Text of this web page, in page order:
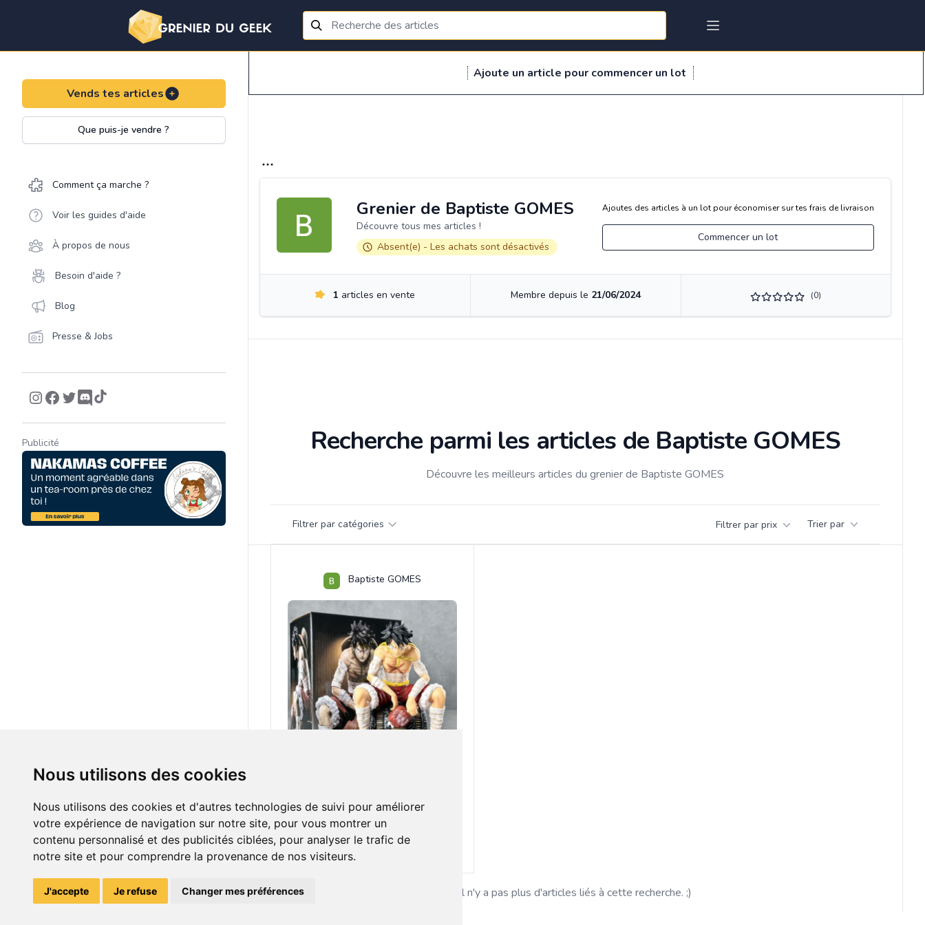
Nous utilisons des cookies
Nous utilisons des cookies et d'autres technologies de suivi pour améliorer
votre expérience de navigation sur notre site, pour vous montrer un
contenu personnalisé et des publicités ciblées, pour analyser le trafic de
notre site et pour comprendre la provenance de nos visiteurs.
J'accepte Je refuse Changer mes préférences
Vends tes articles
Que puis-je vendre ?
Comment ça marche ?
Voir les guides d'aide
À propos de nous
Besoin d'aide ?
Blog
Presse & Jobs
Publicité
Grenier de Baptiste GOMES
Découvre tous mes articles !
Absent(e) - Les achats sont désactivés
Ajoutes des articles à un lot pour économiser sur tes frais de livraison
Commencer un lot
1 articles en vente Membre depuis le 21/06/2024 (0)
Recherche parmi les articles de Baptiste GOMES
Découvre les meilleurs articles du grenier de Baptiste GOMES
Filtrer par catégories Filtrer par prix Trier par
Baptiste GOMES
Figurine luffy
Ajouter au lot
Il n'y a pas plus d'articles liés à cette recherche. ;)
Ajoute un article pour commencer un lot